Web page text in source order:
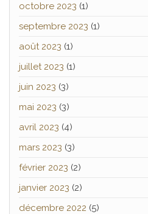
octobre 2023 (1)
septembre 2023 (1)
août 2023 (1)
juillet 2023 (1)
juin 2023 (3)
mai 2023 (3)
avril 2023 (4)
mars 2023 (3)
février 2023 (2)
janvier 2023 (2)
décembre 2022 (5)